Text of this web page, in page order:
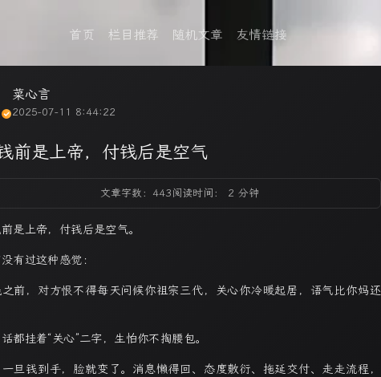
首页 栏目推荐 随机文章 友情链接
菜心言
2025-07-11 8:44:22
前是上帝，付钱后是空气
文章字数：443 阅读时间： 2 分钟
是上帝，付钱后是空气。
有过这种感觉：
前，对方恨不得每天问候你祖宗三代，关心你冷暖起居，语气比你妈还
都挂着“关心”二字，生怕你不掏腰包。
旦钱到手，脸就变了。消息懒得回、态度敷衍、拖延交付、走走流程，